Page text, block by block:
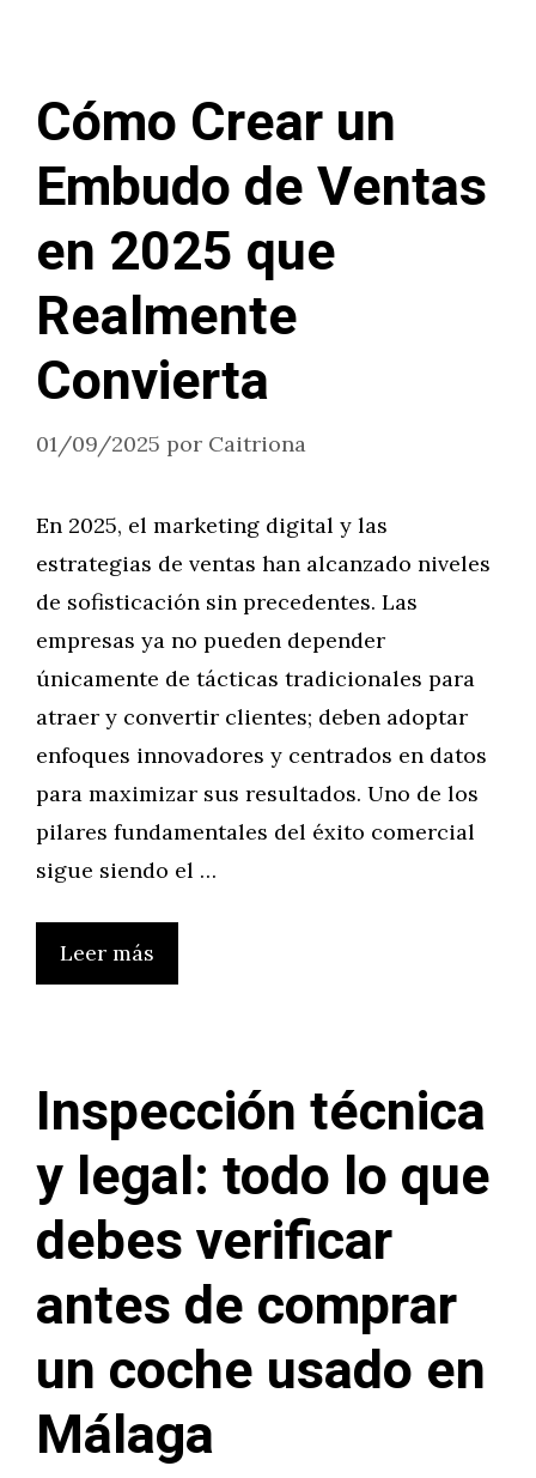
Cómo Crear un
Embudo de Ventas
en 2025 que
Realmente
Convierta
01/09/2025 por Caitriona
En 2025, el marketing digital y las
estrategias de ventas han alcanzado niveles
de sofisticación sin precedentes. Las
empresas ya no pueden depender
únicamente de tácticas tradicionales para
atraer y convertir clientes; deben adoptar
enfoques innovadores y centrados en datos
para maximizar sus resultados. Uno de los
pilares fundamentales del éxito comercial
sigue siendo el …
Leer más
Inspección técnica
y legal: todo lo que
debes verificar
antes de comprar
un coche usado en
Málaga